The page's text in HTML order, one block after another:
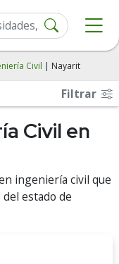
Civil | Nayarit
Filtrar
Civil en
ingeniería civil que
estado de